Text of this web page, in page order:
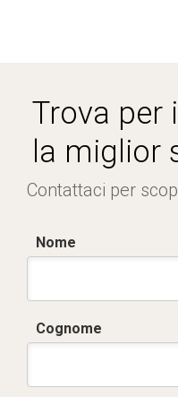
Trova per
la miglior
Contattaci per
Nome
Cognome